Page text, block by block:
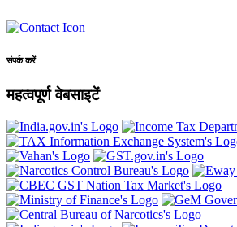
संपर्क करें
महत्वपूर्ण वेबसाइटें